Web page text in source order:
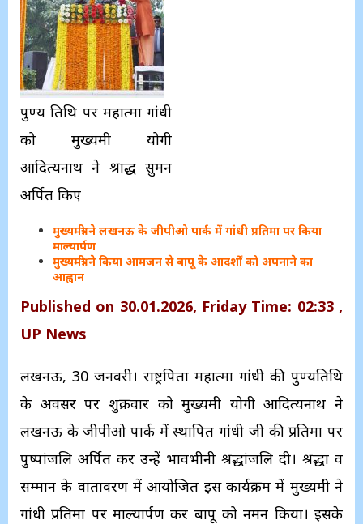
पुण्य तिथि पर महात्मा गांधी
को मुख्यमंत्री योगी
आदित्यनाथ ने श्राद्ध सुमन
अर्पित किए
मुख्यमंत्री ने लखनऊ के जीपीओ पार्क में गांधी प्रतिमा पर किया
माल्यार्पण
मुख्यमंत्री ने किया आमजन से बापू के आदर्शों को अपनाने का
आह्वान
Published on 30.01.2026, Friday Time: 02:33 ,
UP News
लखनऊ, 30 जनवरी। राष्ट्रपिता महात्मा गांधी की पुण्यतिथि
के अवसर पर शुक्रवार को मुख्यमंत्री योगी आदित्यनाथ ने
लखनऊ के जीपीओ पार्क में स्थापित गांधी जी की प्रतिमा पर
पुष्पांजलि अर्पित कर उन्हें भावभीनी श्रद्धांजलि दी। श्रद्धा व
सम्मान के वातावरण में आयोजित इस कार्यक्रम में मुख्यमंत्री ने
गांधी प्रतिमा पर माल्यार्पण कर बापू को नमन किया। इसके